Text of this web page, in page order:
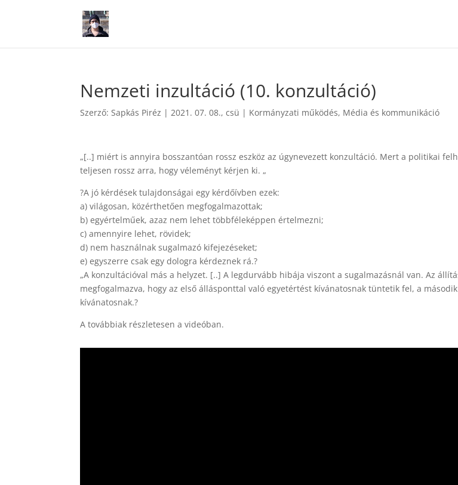
Nemzeti inzultáció (10. konzultáció)
Szerző:Sapkás Piréz |2021. 07. 08., csü | Kormányzati működés, Média és kommunikáció
„[..] miért is annyira bosszantóan rossz eszköz az úgynevezett konzultáció. Mert a politikai
teljesen rossz arra, hogy véleményt kérjen ki. „
?A jó kérdések tulajdonságai egy kérdőívben ezek:
a) világosan, közérthetően megfogalmazottak;
b) egyértelműek, azaz nem lehet többféleképpen értelmezni;
c) amennyire lehet, rövidek;
d) nem használnak sugalmazó kifejezéseket;
e) egyszerre csak egy dologra kérdeznek rá.?
„A konzultációval más a helyzet. [..] A legdurvább hibája viszont a sugalmazásnál van. Az
megfogalmazva, hogy az első állásponttal való egyetértést kívánatosnak tüntetik fel, a
kívánatosnak.?
A továbbiak részletesen a videóban.